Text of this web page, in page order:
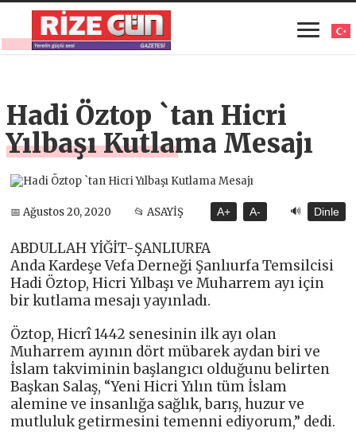
Hadi Öztop `tan Hicri
Yılbaşı Kutlama Mesajı
📅 Ağustos 20, 2020 📂 ASAYİŞ A+ A- 🔊 Dinle
ABDULLAH YİĞİT-ŞANLIURFA
Anda Kardeşe Vefa Derneği Şanlıurfa Temsilcisi
Hadi Öztop, Hicri Yılbaşı ve Muharrem ayı için
bir kutlama mesajı yayınladı.
Öztop, Hicrî 1442 senesinin ilk ayı olan
Muharrem ayının dört mübarek aydan biri ve
İslam takviminin başlangıcı olduğunu belirten
Başkan Salaş, “Yeni Hicri Yılın tüm İslam
alemine ve insanlığa sağlık, barış, huzur ve
mutluluk getirmesini temenni ediyorum,” dedi.